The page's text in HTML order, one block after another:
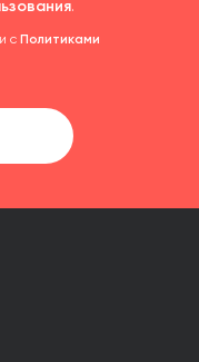
.
с Политиками